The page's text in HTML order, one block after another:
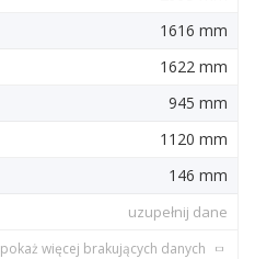
1616 mm
1622 mm
945 mm
1120 mm
146 mm
uzupełnij dane
pokaż więcej brakujących danych